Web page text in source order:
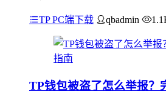
TP PC端下载 qbadmin
TP钱包被盗了怎么举报？